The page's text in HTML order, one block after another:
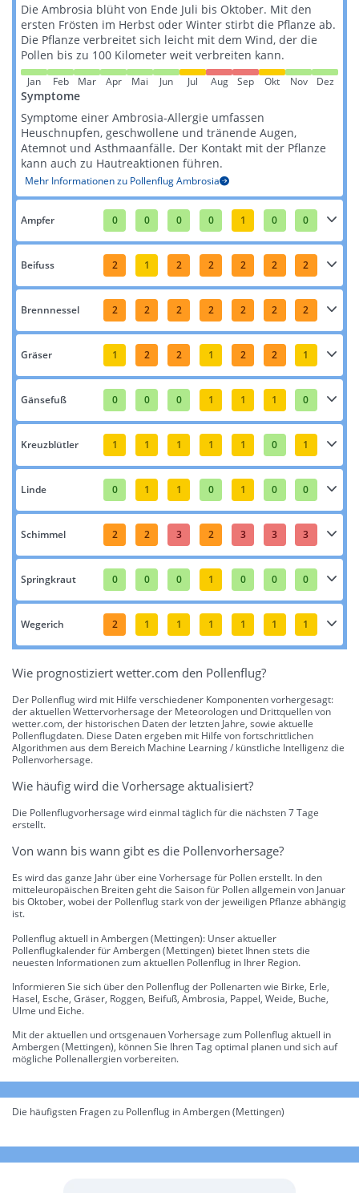
Die Ambrosia blüht von Ende Juli bis Oktober. Mit den
ersten Frösten im Herbst oder Winter stirbt die Pflanze ab.
Die Pflanze verbreitet sich leicht mit dem Wind, der die
Pollen bis zu 100 Kilometer weit verbreiten kann​​.
Jan Feb Mar Apr Mai Jun Jul Aug Sep Okt Nov Dez
Symptome
Symptome einer Ambrosia-Allergie umfassen
Heuschnupfen, geschwollene und tränende Augen,
Atemnot und Asthmaanfälle. Der Kontakt mit der Pflanze
kann auch zu Hautreaktionen führen​​.
Mehr Informationen zu Pollenflug Ambrosia
Ampfer 0 0 0 0 1 0 0
Beifuss 2 1 2 2 2 2 2
Brennnessel 2 2 2 2 2 2 2
Gräser 1 2 2 1 2 2 1
Gänsefuß 0 0 0 1 1 1 0
Kreuzblütler 1 1 1 1 1 0 1
Linde 0 1 1 0 1 0 0
Schimmel 2 2 3 2 3 3 3
Springkraut 0 0 0 1 0 0 0
Wegerich 2 1 1 1 1 1 1
Wie prognostiziert wetter.com den Pollenflug?
Der Pollenflug wird mit Hilfe verschiedener Komponenten vorhergesagt:
der aktuellen Wettervorhersage der Meteorologen und Drittquellen von
wetter.com, der historischen Daten der letzten Jahre, sowie aktuelle
Pollenflugdaten. Diese Daten ergeben mit Hilfe von fortschrittlichen
Algorithmen aus dem Bereich Machine Learning / künstliche Intelligenz die
Pollenvorhersage.
Wie häufig wird die Vorhersage aktualisiert?
Die Pollenflugvorhersage wird einmal täglich für die nächsten 7 Tage
erstellt.
Von wann bis wann gibt es die Pollenvorhersage?
Es wird das ganze Jahr über eine Vorhersage für Pollen erstellt. In den
mitteleuropäischen Breiten geht die Saison für Pollen allgemein von Januar
bis Oktober, wobei der Pollenflug stark von der jeweiligen Pflanze abhängig
ist.
Pollenflug aktuell in Ambergen (Mettingen): Unser aktueller
Pollenflugkalender für Ambergen (Mettingen) bietet Ihnen stets die
neuesten Informationen zum aktuellen Pollenflug in Ihrer Region.
Informieren Sie sich über den Pollenflug der Pollenarten wie Birke, Erle,
Hasel, Esche, Gräser, Roggen, Beifuß, Ambrosia, Pappel, Weide, Buche,
Ulme und Eiche.
Mit der aktuellen und ortsgenauen Vorhersage zum Pollenflug aktuell in
Ambergen (Mettingen), können Sie Ihren Tag optimal planen und sich auf
mögliche Pollenallergien vorbereiten.
Die häufigsten Fragen zu Pollenflug in Ambergen (Mettingen)